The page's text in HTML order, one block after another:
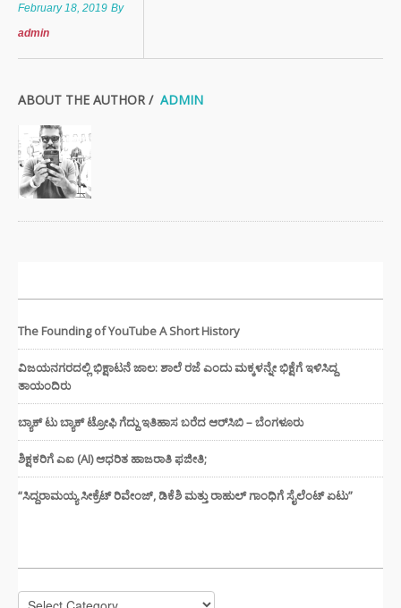
February 18, 2019 By
admin
ABOUT THE AUTHOR / ADMIN
The Founding of YouTube A Short History
ವಿಜಯನಗರದಲ್ಲಿ ಭಿಕ್ಷಾಟನೆ ಜಾಲ: ಶಾಲೆ ರಜೆ ಎಂದು ಮಕ್ಕಳನ್ನೇ ಭಿಕ್ಷೆಗೆ ಇಳಿಸಿದ್ದ
ತಾಯಂದಿರು
ಬ್ಯಾಕ್ ಟು ಬ್ಯಾಕ್ ಟ್ರೋಫಿ ಗೆದ್ದು ಇತಿಹಾಸ ಬರೆದ ಆರ್‌ಸಿಬಿ – ಬೆಂಗಳೂರು
ಶಿಕ್ಷಕರಿಗೆ ಎಐ (AI) ಆಧರಿತ ಹಾಜರಾತಿ ಫಜೀತಿ;
“ಸಿದ್ದರಾಮಯ್ಯ ಸೀಕ್ರೆಟ್ ರಿವೇಂಜ್‌, ಡಿಕೆಶಿ ಮತ್ತು ರಾಹುಲ್‌ ಗಾಂಧಿಗೆ ಸೈಲೆಂಟ್ ಏಟು”
Categories